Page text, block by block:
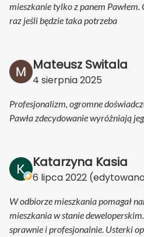
mieszkanie tylko z panem Pawłem.
raz jeśli będzie taka potrzeba
Mateusz Switala
4 sierpnia 2025
Profesjonalizm, ogromne
Pawła zdecydowanie wyróżniają
Katarzyna Kasia
6 lipca 2022 (edytowano
W odbiorze mieszkania pomagał
mieszkania w stanie
sprawnie i profesjonalnie. Usterki